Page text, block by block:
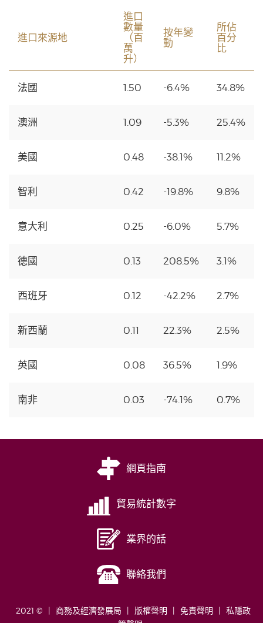
進口來源地
進口
數量
（百
萬
升）
按年變
動
所佔
百分
比
法國 1.50 -6.4% 34.8%
澳洲 1.09 -5.3% 25.4%
美國 0.48 -38.1% 11.2%
智利 0.42 -19.8% 9.8%
意大利 0.25 -6.0% 5.7%
德國 0.13 208.5% 3.1%
西班牙 0.12 -42.2% 2.7%
新西蘭 0.11 22.3% 2.5%
英國 0.08 36.5% 1.9%
南非 0.03 -74.1% 0.7%
網頁指南
貿易統計數字
業界的話
聯絡我們
2021 © 商務及經濟發展局 版權聲明 免責聲明
私隱政